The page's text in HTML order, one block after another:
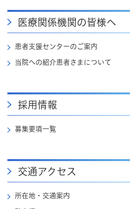
医療関係機関の皆様へ
患者支援センターのご案内
当院への紹介患者さまについて
採用情報
募集要項一覧
交通アクセス
所在地・交通案内